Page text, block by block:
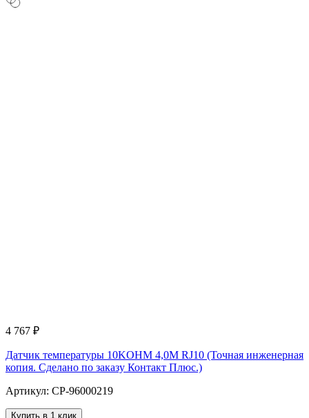
4 767 ₽
Датчик температуры 10KOHM 4,0M RJ10 (Точная инженерная
копия. Cделано по заказу Контакт Плюс.)
Артикул: CP-96000219
Купить в 1 клик